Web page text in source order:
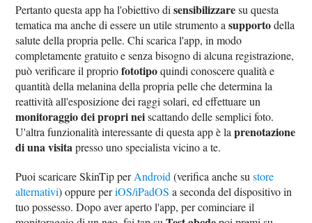
Pertanto questa app ha l'obiettivo disensibilizzaresu questa
tematica ma anche di essere un utile strumento asupportodella
salute della propria pelle. Chi scarica l'app, in modo
completamente gratuito e senza bisogno di alcuna registrazione,
può verificare il propriofototipoquindi conoscere qualità e
quantità della melanina della propria pelle che determina la
reattività all'esposizione dei raggi solari, ed effettuare un
monitoraggio dei propri neiscattando delle semplici foto.
U'altra funzionalità interessante di questa app è laprenotazione
di una visitapresso uno specialista vicino a te.
Puoi scaricare SkinTip perAndroid (verifica anche sustore
alternativi) oppure periOS/iPadOS a seconda del dispositivo in
tuo possesso. Dopo aver aperto l'app, per cominciare il